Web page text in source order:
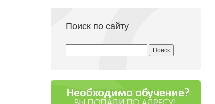
Поиск по сайту